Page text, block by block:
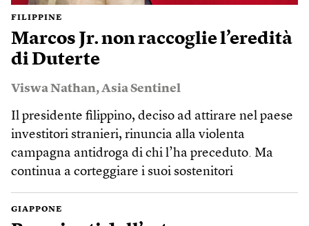
FILIPPINE
Marcos Jr. non raccoglie l’eredità
di Duterte
Viswa Nathan,Asia Sentinel
Il presidente filippino, deciso ad attirare nel paese
investitori stranieri, rinuncia alla violenta
campagna antidroga di chi l’ha preceduto. Ma
continua a corteggiare i suoi sostenitori
GIAPPONE